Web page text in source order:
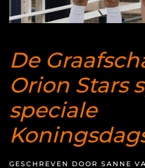
De
Orion Stars
speciale
GESCHREVEN DOOR SANNE